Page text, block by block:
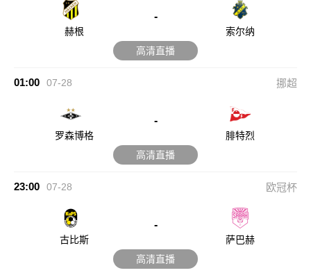
赫根
-
索尔纳
高清直播
01:00 07-28 挪超
罗森博格
-
腓特烈
高清直播
23:00 07-28 欧冠杯
古比斯
-
萨巴赫
高清直播